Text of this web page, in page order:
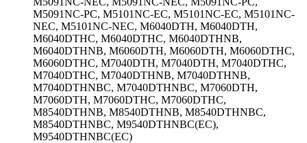
M5091NC-PC, M5101NC-EC, M5101NC-EC, M5101NC-
NEC, M5101NC-NEC, M6040DTH, M6040DTH,
M6040DTHC, M6040DTHC, M6040DTHNB,
M6040DTHNB, M6060DTH, M6060DTH, M6060DTHC,
M6060DTHC, M7040DTH, M7040DTH, M7040DTHC,
M7040DTHC, M7040DTHNB, M7040DTHNB,
M7040DTHNBC, M7040DTHNBC, M7060DTH,
M7060DTH, M7060DTHC, M7060DTHC,
M8540DTHNB, M8540DTHNB, M8540DTHNBC,
M8540DTHNBC, M9540DTHNBC(EC),
M9540DTHNBC(EC)